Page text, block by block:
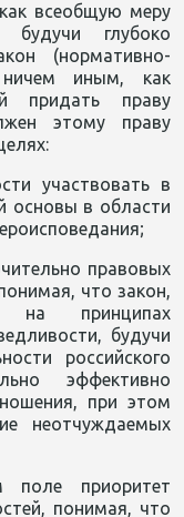
всеобщую меру
будучи глубоко
(нормативно-
иным, как
придать праву
этому праву
участвовать в
основы в области
правовых
что закон,
на принципах
будучи
российского
эффективно
при этом
неотчуждаемых
приоритет
понимая, что